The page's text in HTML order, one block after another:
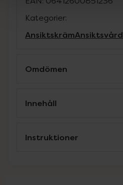
Kategorier:
AnsiktskrämAnsiktsvård
Omdömen
Innehåll
Instruktioner